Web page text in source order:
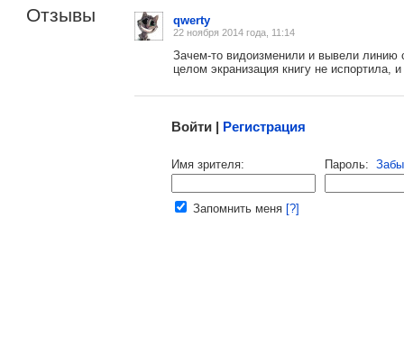
Отзывы qwerty
22 ноября 2014 года, 11:14
Зачем-то видоизменили и вывели линию
целом экранизация книгу не испортила,
Малосодержательные и грубые отзывы нещадно
Войти | Регистрация
Имя зрителя: Пароль:
Запомнить меня [?]